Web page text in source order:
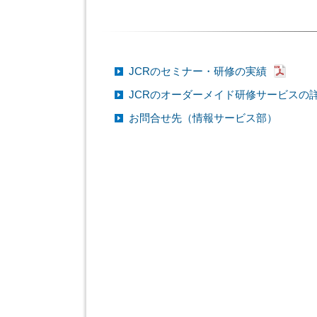
JCRのセミナー・研修の実績
JCRのオーダーメイド研修サービスの
お問合せ先（情報サービス部）